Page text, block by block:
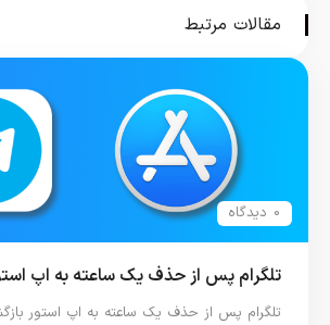
مقالات مرتبط
0 دیدگاه
تلگرام پس از حذف یک ساعته به اپ
تلگرام پس از حذف یک ساعته به اپ استور